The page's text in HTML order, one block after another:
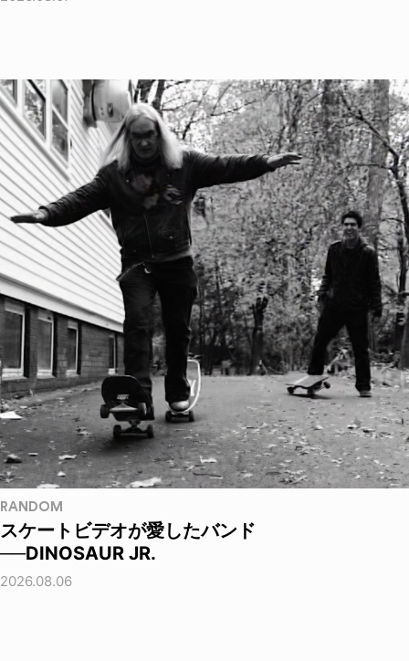
RANDOM
スケートビデオが愛したバンド
──DINOSAUR JR.
2026.08.06